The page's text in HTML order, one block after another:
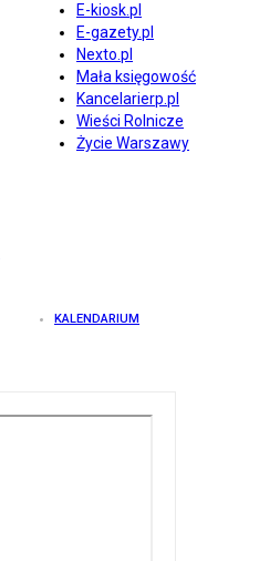
E-kiosk.pl
E-gazety.pl
Nexto.pl
Mała księgowość
Kancelarierp.pl
Wieści Rolnicze
Życie Warszawy
KALENDARIUM